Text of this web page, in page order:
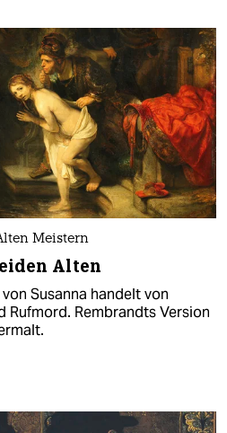
Meistern
Alten
Susanna handelt von
Rufmord. Rembrandts Version